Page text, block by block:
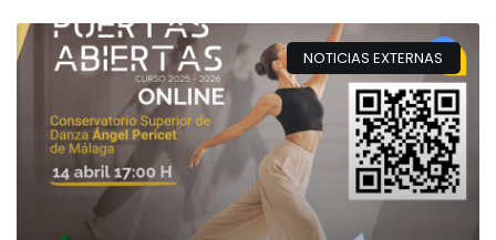
NOTICIAS EXTERNAS